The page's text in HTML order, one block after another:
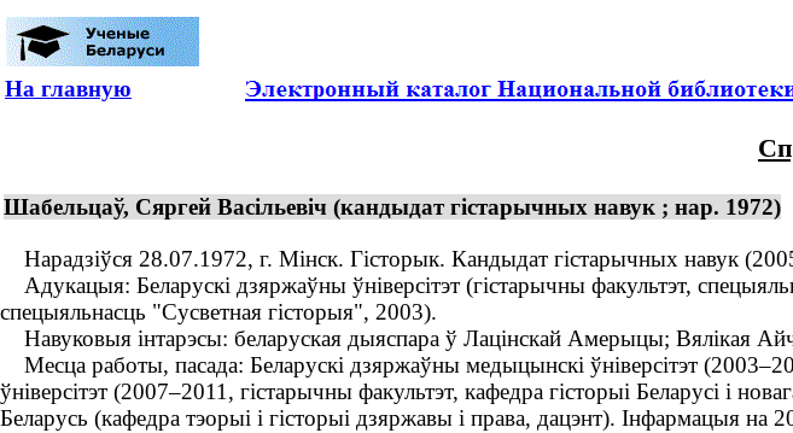
На главную
Шабельцаў, Сяргей Васільевіч (кандыдат гістарычных навук ; нар. 1972)
Нарадзіўся 28.07.1972, г. Мінск. Гісторык. Кандыдат гістарычных навук
Адукацыя: Беларускі дзяржаўны ўніверсітэт (гістарычны факультэт,
спецыяльнасць "Сусветная гісторыя", 2003).
Навуковыя інтарэсы: беларуская дыяспара ў Лацінскай Амерыцы; Вялікая
Месца работы, пасада: Беларускі дзяржаўны медыцынскі ўніверсітэт
ўніверсітэт (2007–2011, гістарычны факультэт, кафедра гісторыі Беларусі і
Беларусь (кафедра тэорыі і гісторыі дзяржавы і права, дацэнт). Інфармацыя на